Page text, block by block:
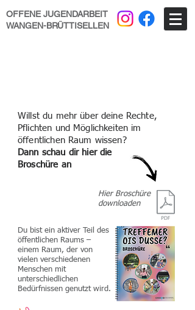
OFFENE JUGENDARBEIT
WANGEN-BRÜTTISELLEN
Willst du mehr über deine Rechte,
Pflichten und Möglichkeiten im
öffentlichen Raum wissen?
Dann schau dir hier die
Broschüre an
Hier Broschüre
downloaden
Du bist ein aktiver Teil des
öffentlichen Raums –
einem Raum, der von
vielen verschiedenen
Menschen mit
unterschiedlichen
Bedürfnissen genutzt wird.